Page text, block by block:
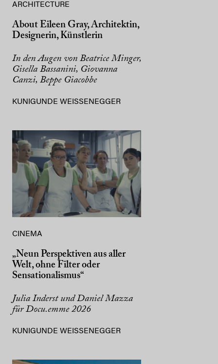
ARCHITECTURE
About Eileen Gray, Architektin,
Designerin, Künstlerin
In den Augen von Beatrice Minger,
Gisella Bassanini, Giovanna
Canzi, Beppe Giacobbe
KUNIGUNDE WEISSENEGGER
CINEMA
„Neun Perspektiven aus aller
Welt, ohne Filter oder
Sensationalismus“
Julia Inderst und Daniel Mazza
für Docu.emme 2026
KUNIGUNDE WEISSENEGGER